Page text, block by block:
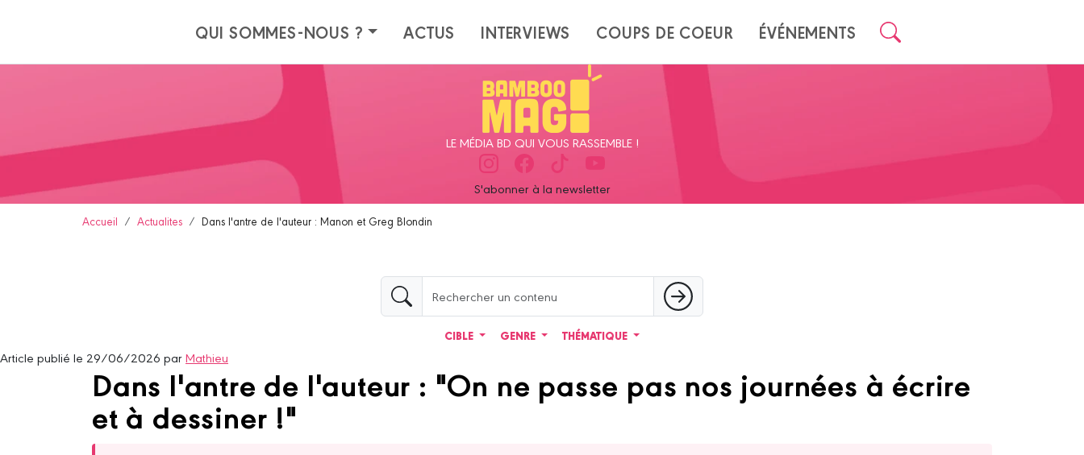
QUI SOMMES-NOUS ? ACTUS INTERVIEWS COUPS DE COEUR ÉVÉNEMENTS
LE MÉDIA BD QUI VOUS RASSEMBLE !
S'abonner à la newsletter
Accueil Actualites Dans l'antre de l'auteur : Manon et Greg Blondin
CIBLE GENRE THÉMATIQUE
Article publié le 29/06/2026 parMathieu
Dans l'antre de l'auteur : "On ne passe pas nos journées à écrire
et à dessiner !"